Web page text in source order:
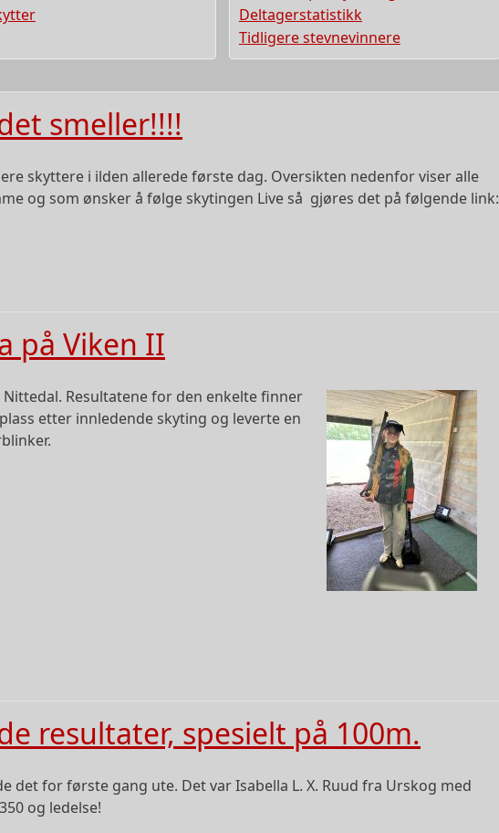
Deltagerstatistikk
Tidligere stevnevinnere
smeller!!!!
skyttere i ilden allerede første dag. Oversikten nedenfor viser alle
og som ønsker å følge skytingen Live så gjøres det på følgende link:
på Viken II
Resultatene for den enkelte finner
etter innledende skyting og leverte en
resultater, spesielt på 100m.
det for første gang ute. Det var Isabella L. X. Ruud fra Urskog med
og ledelse!